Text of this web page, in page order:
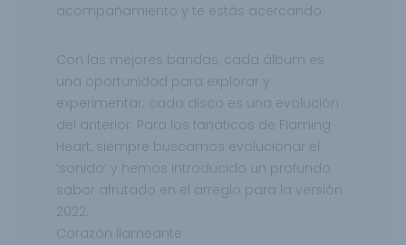
acompañamiento y te estás acercando.
Con las mejores bandas, cada álbum es
una oportunidad para explorar y
experimentar; cada disco es una evolución
del anterior. Para los fanáticos de Flaming
Heart, siempre buscamos evolucionar el
‘sonido’ y hemos introducido un profundo
sabor afrutado en el arreglo para la versión
2022.
Corazón llameante